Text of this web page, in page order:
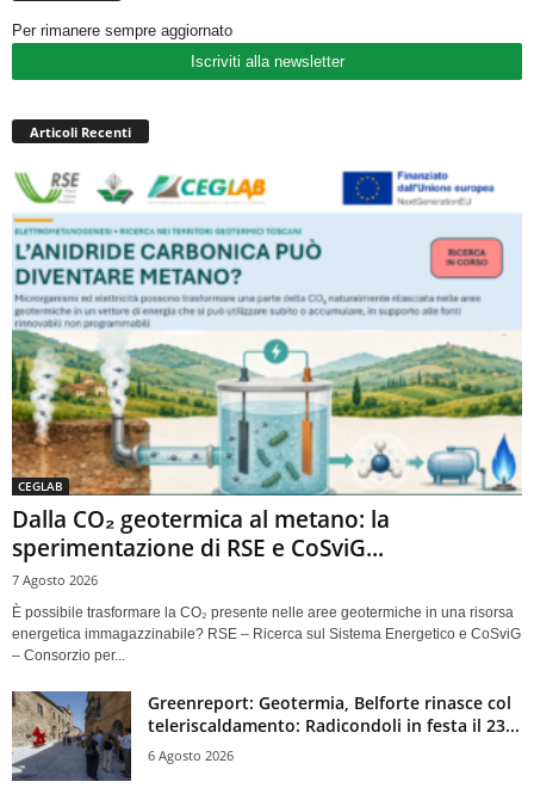
Per rimanere sempre aggiornato
Iscriviti alla newsletter
Articoli Recenti
CEGLAB
Dalla CO₂ geotermica al metano: la
sperimentazione di RSE e CoSviG...
7 Agosto 2026
È possibile trasformare la CO₂ presente nelle aree geotermiche in una risorsa
energetica immagazzinabile? RSE – Ricerca sul Sistema Energetico e CoSviG
– Consorzio per...
Greenreport: Geotermia, Belforte rinasce col
teleriscaldamento: Radicondoli in festa il 23...
6 Agosto 2026